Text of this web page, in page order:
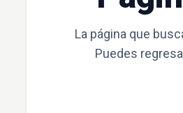
La página que
Puedes